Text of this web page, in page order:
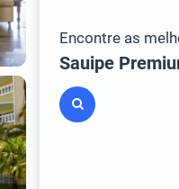
Encontre as
Sauipe